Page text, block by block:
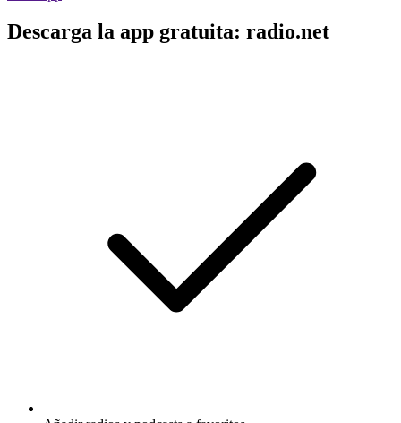
Descarga la app gratuita: radio.net